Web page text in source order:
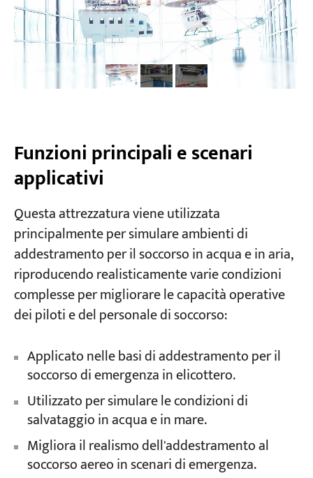
Funzioni principali e scenari
applicativi
Questa attrezzatura viene utilizzata
principalmente per simulare ambienti di
addestramento per il soccorso in acqua e in aria,
riproducendo realisticamente varie condizioni
complesse per migliorare le capacità operative
dei piloti e del personale di soccorso:
Applicato nelle basi di addestramento per il
soccorso di emergenza in elicottero.
Utilizzato per simulare le condizioni di
salvataggio in acqua e in mare.
Migliora il realismo dell'addestramento al
soccorso aereo in scenari di emergenza.